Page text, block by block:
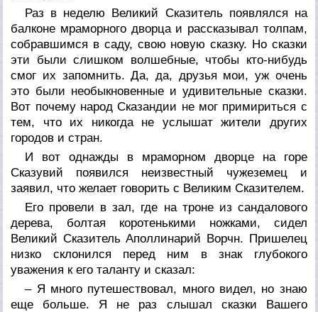
Раз в неделю Великий Сказитель появлялся на
балконе мраморного дворца и рассказывал толпам,
собравшимся в саду, свою новую сказку. Но сказки
эти были слишком волшебные, чтобы кто-нибудь
смог их запомнить. Да, да, друзья мои, уж очень
это были необыкновенные и удивительные сказки.
Вот почему народ Сказандии не мог примириться с
тем, что их никогда не услышат жители других
городов и стран.
И вот однажды в мраморном дворце на горе
Сказувий появился неизвестный чужеземец и
заявил, что желает говорить с Великим Сказителем.
Его провели в зал, где на троне из сандалового
дерева, болтая коротенькими ножками, сидел
Великий Сказитель Аполлинарий Ворчн. Пришелец
низко склонился перед ним в знак глубокого
уважения к его таланту и сказал:
– Я много путешествовал, много видел, но знаю
еще больше. Я не раз слышал сказки Вашего